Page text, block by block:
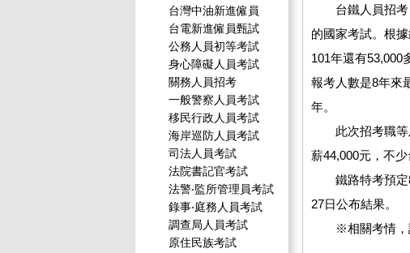
台灣中油新進僱員
台電新進僱員甄試
公務人員初等考試
身心障礙人員考試
關務人員招考
一般警察人員考試
移民行政人員考試
海岸巡防人員考試
司法人員考試
法院書記官考試
法警‧監所管理員考試
錄事‧庭務人員考試
調查局人員考試
原住民族考試
台鐵人員招考
的國家考試。根
101年還有53,000
報考人數是8年來
年。
此次招考職等及
薪44,000元，不
鐵路特考預定8
27日公布結果。
※相關考情，